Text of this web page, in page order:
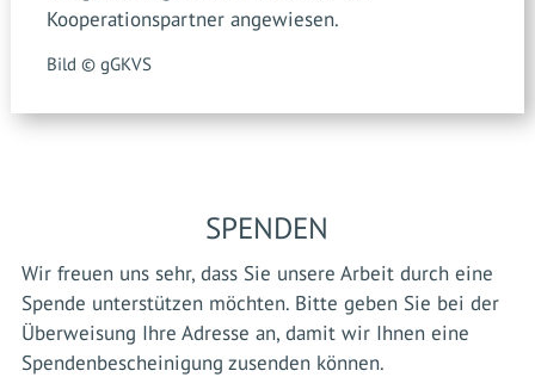
Kooperationspartner angewiesen.
Bild © gGKVS
SPENDEN
Wir freuen uns sehr, dass Sie unsere Arbeit durch eine
Spende unterstützen möchten. Bitte geben Sie bei der
Überweisung Ihre Adresse an, damit wir Ihnen eine
Spendenbescheinigung zusenden können.